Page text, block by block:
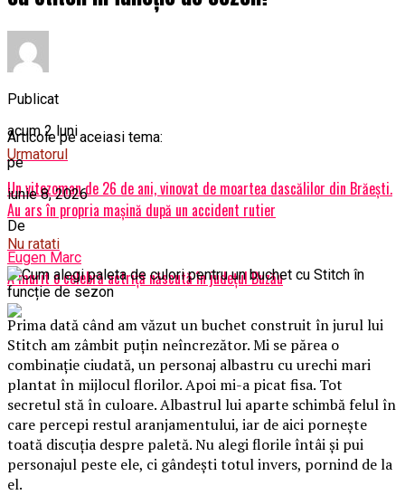
Articole pe aceiasi tema:
Urmatorul
Un vitezoman de 26 de ani, vinovat de moartea dascălilor din Brăești.
Au ars în propria mașină după un accident rutier
Nu ratati
A murit o celebră actriță născută în județul Buzău
Publicat
acum 2 luni
pe
iunie 8, 2026
De
Eugen Marc
Prima dată când am văzut un buchet construit în jurul lui
Stitch am zâmbit puțin neîncrezător. Mi se părea o
combinație ciudată, un personaj albastru cu urechi mari
plantat în mijlocul florilor. Apoi mi-a picat fisa. Tot
secretul stă în culoare. Albastrul lui aparte schimbă felul în
care percepi restul aranjamentului, iar de aici pornește
toată discuția despre paletă. Nu alegi florile întâi și pui
personajul peste ele, ci gândești totul invers, pornind de la
el.